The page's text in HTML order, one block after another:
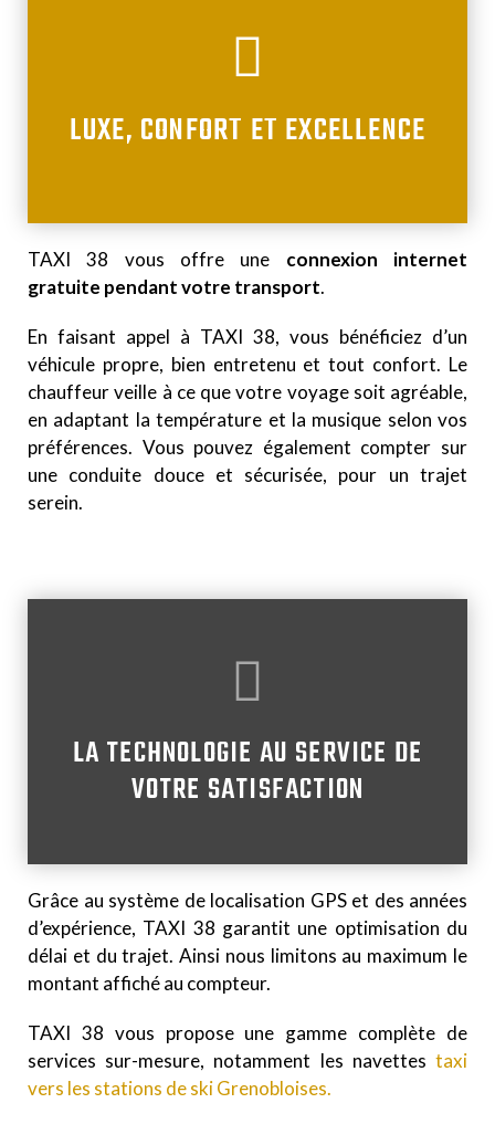
LUXE, CONFORT ET EXCELLENCE
TAXI 38 vous offre une connexion internet
gratuite pendant votre transport.
En faisant appel à TAXI 38, vous bénéficiez d’un
véhicule propre, bien entretenu et tout confort. Le
chauffeur veille à ce que votre voyage soit agréable,
en adaptant la température et la musique selon vos
préférences. Vous pouvez également compter sur
une conduite douce et sécurisée, pour un trajet
serein.
LA TECHNOLOGIE AU SERVICE DE
VOTRE SATISFACTION
Grâce au système de localisation GPS et des années
d’expérience, TAXI 38 garantit une optimisation du
délai et du trajet. Ainsi nous limitons au maximum le
montant affiché au compteur.
TAXI 38 vous propose une gamme complète de
services sur-mesure, notamment les navettes taxi
vers les stations de ski Grenobloises.